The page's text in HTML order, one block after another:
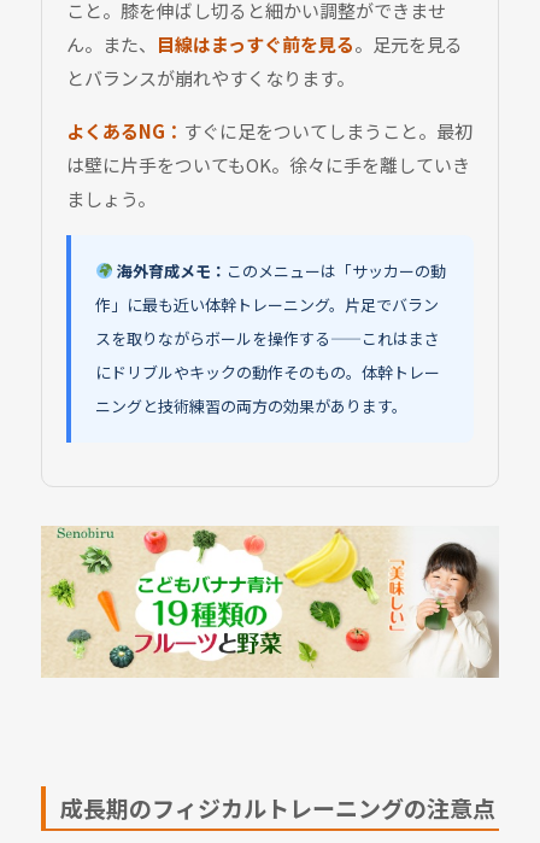
こと。膝を伸ばし切ると細かい調整ができませ
ん。また、 目線はまっすぐ前を見る。足元を見る
とバランスが崩れやすくなります。
よくあるNG： すぐに足をついてしまうこと。最初
は壁に片手をついてもOK。徐々に手を離していき
ましょう。
海外育成メモ： このメニューは「サッカーの動
作」に最も近い体幹トレーニング。片足でバラン
スを取りながらボールを操作する——これはまさ
にドリブルやキックの動作そのもの。体幹トレー
ニングと技術練習の両方の効果があります。
成長期のフィジカルトレーニングの注意点